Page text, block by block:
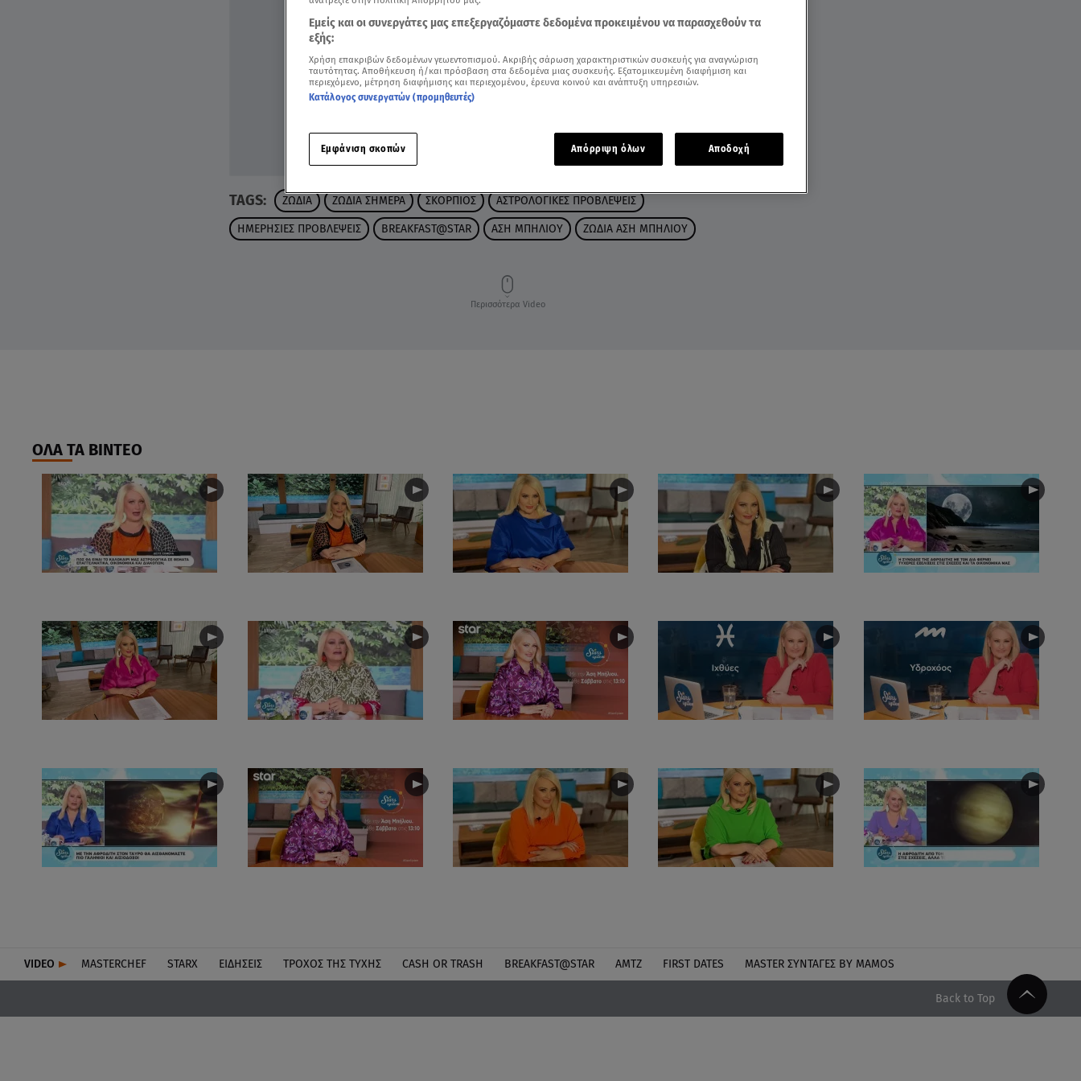
TAGS: ΖΩΔΙΑ ΖΩΔΙΑ ΣΗΜΕΡΑ ΣΚΟΡΠΙΟΣ ΑΣΤΡΟΛΟΓΙΚΕΣ ΠΡΟΒΛΕΨΕΙΣ
ΗΜΕΡΗΣΙΕΣ ΠΡΟΒΛΕΨΕΙΣ BREAKFAST@STAR ΑΣΗ ΜΠΗΛΙΟΥ ΖΩΔΙΑ ΑΣΗ ΜΠΗΛΙΟΥ
Περισσότερα Video
ΟΛΑ ΤΑ ΒΙΝΤΕΟ
VIDEO MASTERCHEF STARX ΕΙΔΉΣΕΙΣ ΤΡΟΧΌΣ ΤΗΣ ΤΎΧΗΣ CASH OR TRASH BREAKFAST@STAR ΑΜΤΖ FIRST DATES MASTER ΣΥΝΤΑΓΈΣ BY MAMOS
Back to Top
Εμείς και οι συνεργάτες μας επεξεργαζόμαστε δεδομένα προκειμένου να παρασχεθούν τα
εξής:
Χρήση επακριβών δεδομένων γεωεντοπισμού. Ακριβής σάρωση χαρακτηριστικών συσκευής για αναγνώριση
ταυτότητας. Αποθήκευση ή/και πρόσβαση στα δεδομένα μιας συσκευής. Εξατομικευμένη διαφήμιση και
περιεχόμενο, μέτρηση διαφήμισης και περιεχομένου, έρευνα κοινού και ανάπτυξη υπηρεσιών.
Κατάλογος συνεργατών (προμηθευτές)
Εμφάνιση σκοπών Απόρριψη όλων Αποδοχή